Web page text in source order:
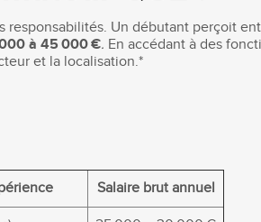
responsabilités. Un débutant perçoit
à 45 000 €. En accédant à des
et la localisation.*
Salaire brut annuel